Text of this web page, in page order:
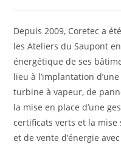
Depuis 2009, Coretec a
les Ateliers du Saupont
énergétique de ses
lieu à l’implantation
turbine à vapeur, de
la mise en place d’une
certificats verts et la mise
et de vente d’énergie